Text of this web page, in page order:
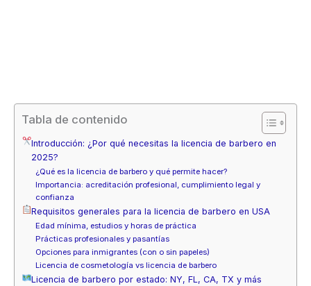
Tabla de contenido
Introducción: ¿Por qué necesitas la licencia de barbero en
2025?
¿Qué es la licencia de barbero y qué permite hacer?
Importancia: acreditación profesional, cumplimiento legal y
confianza
Requisitos generales para la licencia de barbero en USA
Edad mínima, estudios y horas de práctica
Prácticas profesionales y pasantías
Opciones para inmigrantes (con o sin papeles)
Licencia de cosmetología vs licencia de barbero
Licencia de barbero por estado: NY, FL, CA, TX y más